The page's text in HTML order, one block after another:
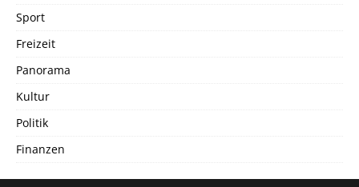
Sport
Freizeit
Panorama
Kultur
Politik
Finanzen